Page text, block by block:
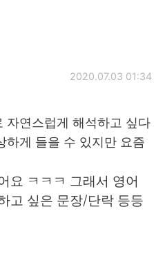
App
中文
2020.07.03 01:34
자연스럽게 해석하고 싶다
하게 들을 수 있지만 요즘
요 ㅋㅋㅋ 그래서 영어
고 싶은 문장/단락 등등